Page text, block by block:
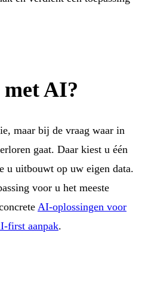
AI?
maar bij de vraag waar in
gaat. Daar kiest u één
u uitbouwt op uw eigen data.
voor u het meeste
AI-oplossingen voor
first aanpak.